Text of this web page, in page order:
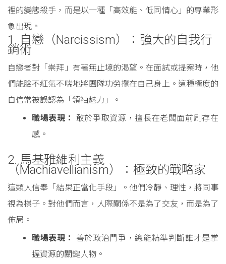
裡的變態殺手，而是以一種「高效能、低同情心」的專業形
象出現。
1. 自戀（Narcissism）：強大的自我行
銷術
自戀者對「崇拜」有著無止境的渴望。在面試或提案時，他
們能臉不紅氣不喘地將團隊功勞攬在自己身上。這種極度的
自信常被誤認為「領袖魅力」。
職場表現：
敢於爭取資源，擅長在老闆面前刷存在
感。
2. 馬基雅維利主義
（Machiavellianism）：極致的戰略家
這類人信奉「結果正當化手段」。他們冷靜、理性，將同事
視為棋子。對他們而言，人際關係不是為了交友，而是為了
佈局。
職場表現：
善於政治鬥爭，總能精準判斷誰才是掌
握資源的關鍵人物。